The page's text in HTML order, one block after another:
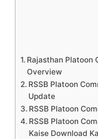
Rajasthan Platoon
Overview
RSSB Platoon
Update
RSSB Platoon
RSSB Platoon
Kaise Download